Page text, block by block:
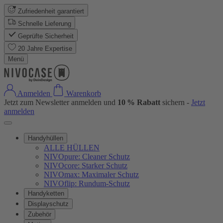
Zufriedenheit garantiert
Schnelle Lieferung
Geprüfte Sicherheit
20 Jahre Expertise
Menü
Anmelden
Warenkorb
Jetzt zum Newsletter anmelden und 10 % Rabatt sichern - Jetzt
anmelden
Handyhüllen
ALLE HÜLLEN
NIVOpure: Cleaner Schutz
NIVOcore: Starker Schutz
NIVOmax: Maximaler Schutz
NIVOflip: Rundum-Schutz
Handyketten
Displayschutz
Zubehör